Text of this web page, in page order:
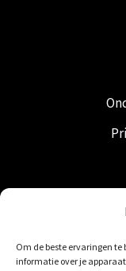
Om de beste ervaringen
informatie over je